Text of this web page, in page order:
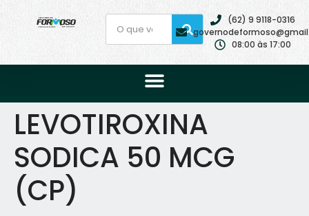
(62) 9 9118-0316
08:00 às 17:00
LEVOTIROXINA
SODICA 50 MCG
(CP)